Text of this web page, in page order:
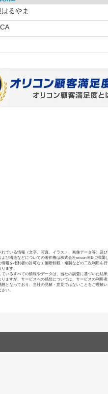
るやま
れている情報（文字、写真、イラスト、画像データ等）及
よび構造などについての著作権は株式会社oricon MEに帰属
情報を権利者の許可なく無断転載・複製などの二次利用を行
ます。
ているすべての情報やデータは、当社の調査に基づいた結果
りますが、サービスへの感想については、サービスの利用
想となっており、当社の見解・意見ではないことをご理解
い。